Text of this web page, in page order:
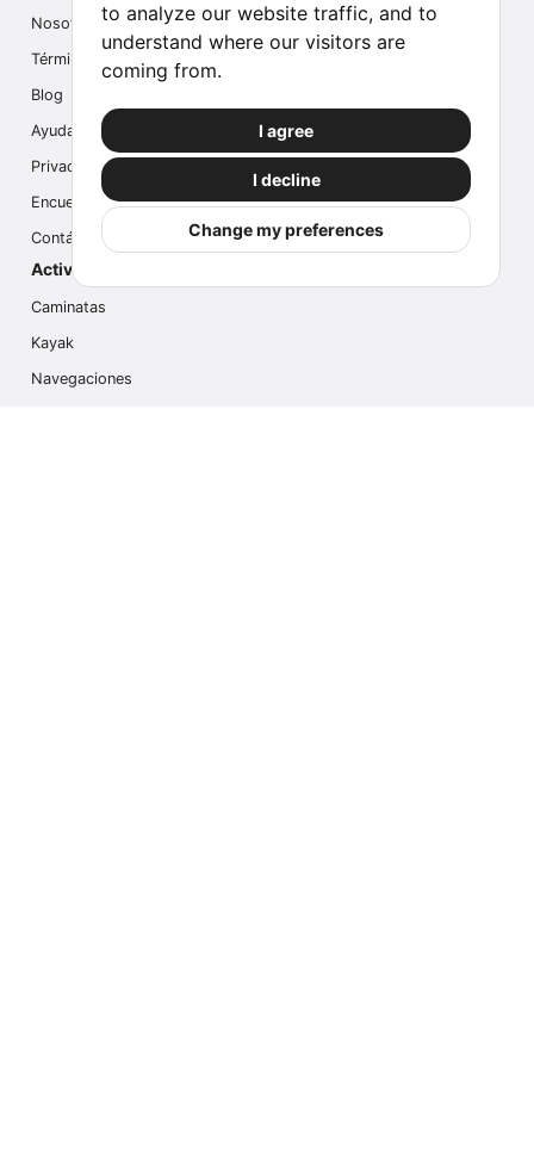
to analyze our website traffic, and to
understand where our visitors are
coming from.
I agree
I decline
Change my preferences
Nosotros
Términos
Blog
Ayuda
Privacidad
Encuesta
Contáctanos
Actividades populares
Caminatas
Kayak
Navegaciones